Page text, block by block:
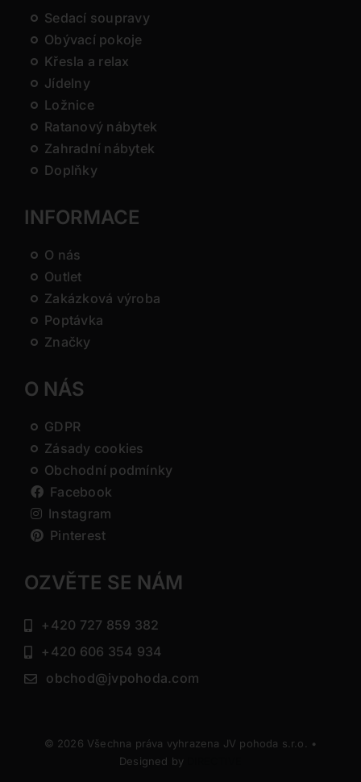
Sedací soupravy
Obývací pokoje
Křesla a relax
Jídelny
Ložnice
Ratanový nábytek
Zahradní nábytek
Doplňky
INFORMACE
O nás
Outlet
Zakázková výroba
Poptávka
Značky
O NÁS
GDPR
Zásady cookies
Obchodní podmínky
Facebook
Instagram
Pinterest
OZVĚTE SE NÁM
+420 727 859 382
+420 606 354 934
obchod@jvpohoda.com
© 2026 Všechna práva vyhrazena JV pohoda s.r.o. •
Designed by